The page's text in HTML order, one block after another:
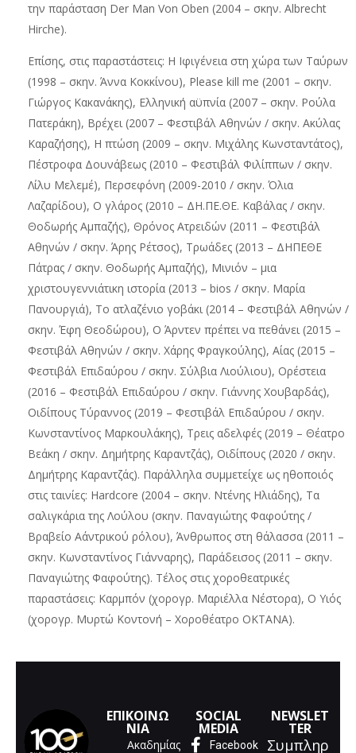
την παράσταση Der Man Von Oben (2004 – σκην. Albrecht
Hirche).
Επίσης, στις παραστάστεις: Η Ιφιγένεια στη χώρα των Ταύρων
(1998 – σκην. Άννα Κοκκίνου), Please kill me (2001 – σκην.
Γιώργος Κακανάκης), Ελληνική αϋπνία (2007 – σκην. Ρούλα
Πατεράκη), Βρέχει (2007 – Φεστιβάλ Αθηνών / σκην. Ακύλας
Καραζήσης), Η πτώση (2009 – σκην. Μιχάλης Κωνσταντάτος),
Πέστροφα Δουνάβεως (2010 – Φεστιβάλ Φιλίππων / σκην.
Λίλυ Μελεμέ), Περσεφόνη (2009-2010 / σκην. Όλια
Λαζαρίδου), Ο γλάρος (2010 – ΔΗ.ΠΕ.ΘΕ. Καβάλας / σκην.
Θοδωρής Αμπαζής), Θρόνος Ατρειδών (2011 – Φεστιβάλ
Αθηνών / σκην. Άρης Ρέτσος), Τρωάδες (2013 – ΔΗΠΕΘΕ
Πάτρας / σκην. Θοδωρής Αμπαζής), Μινιόν – μια
χριστουγεννιάτικη ιστορία (2013 – bios / σκην. Μαρία
Πανουργιά), Το ατλαζένιο γοβάκι (2014 – Φεστιβάλ Αθηνών /
σκην. Έφη Θεοδώρου), Ο Άρντεν πρέπει να πεθάνει (2015 –
Φεστιβάλ Αθηνών / σκην. Χάρης Φραγκούλης), Αίας (2015 –
Φεστιβάλ Επιδαύρου / σκην. Σύλβια Λιούλιου), Ορέστεια
(2016 – Φεστιβάλ Επιδαύρου / σκην. Γιάννης Χουβαρδάς),
Οιδίπους Τύραννος (2019 – Φεστιβάλ Επιδαύρου / σκην.
Κωνσταντίνος Μαρκουλάκης), Τρεις αδελφές (2019 – Θέατρο
Βεάκη / σκην. Δημήτρης Καραντζάς), Οιδίπους (2020 / σκην.
Δημήτρης Καραντζάς). Παράλληλα συμμετείχε ως ηθοποιός
στις ταινίες: Hardcore (2004 – σκην. Ντένης Ηλιάδης), Τα
σαλιγκάρια της Λούλου (σκην. Παναγιώτης Φαφούτης /
Βραβείο Α΄αντρικού ρόλου), Άνθρωπος στη θάλασσα (2011 –
σκην. Κωνσταντίνος Γιάνναρης), Παράδεισος (2011 – σκην.
Παναγιώτης Φαφούτης). Τέλος στις χοροθεατρικές
παραστάσεις: Καρμπόν (χορογρ. Μαριέλλα Νέστορα), Ο Υιός
(χορογρ. Μυρτώ Κοντονή – Χοροθέατρο ΟΚΤΑΝΑ).
ΕΠΙΚΟΙΝΩ
ΝΙΑ
Ακαδημίας
SOCIAL
MEDIA
Facebook
NEWSLET
TER
Συμπληρ